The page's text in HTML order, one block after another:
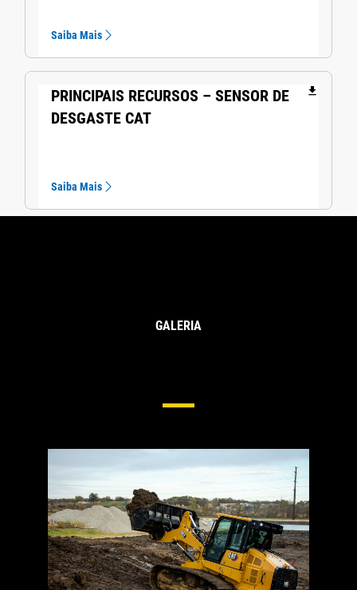
Saiba Mais
PRINCIPAIS RECURSOS – SENSOR DE
DESGASTE CAT
file_download
Saiba Mais
GALERIA